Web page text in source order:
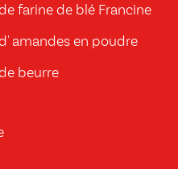
farine de blé Francine
amandes en poudre
beurre